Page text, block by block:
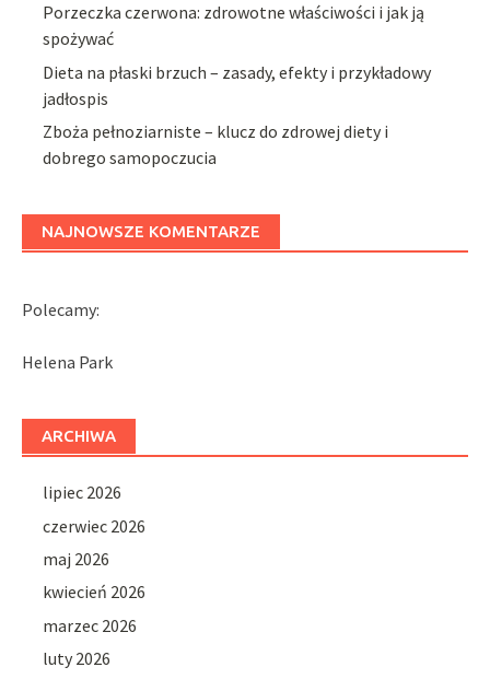
Porzeczka czerwona: zdrowotne właściwości i jak ją
spożywać
Dieta na płaski brzuch – zasady, efekty i przykładowy
jadłospis
Zboża pełnoziarniste – klucz do zdrowej diety i
dobrego samopoczucia
NAJNOWSZE KOMENTARZE
Polecamy:
Helena Park
ARCHIWA
lipiec 2026
czerwiec 2026
maj 2026
kwiecień 2026
marzec 2026
luty 2026